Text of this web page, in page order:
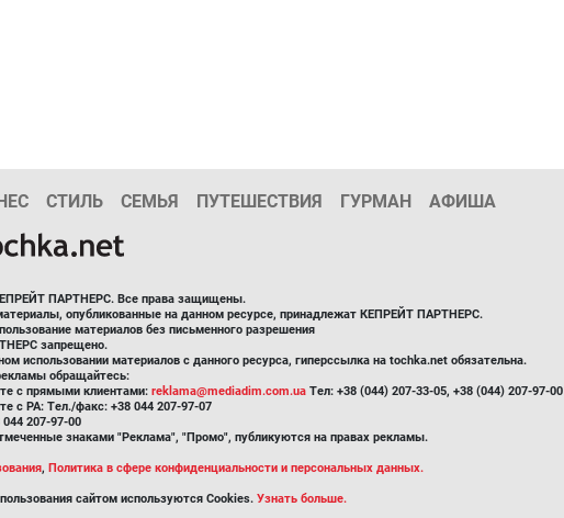
СТИЛЬ СЕМЬЯ ПУТЕШЕСТВИЯ ГУРМАН АФИША
ПАРТНЕРС. Все права защищены.
опубликованные на данном ресурсе, принадлежат КЕПРЕЙТ ПАРТНЕРС.
материалов без письменного разрешения
запрещено.
использовании материалов с данного ресурса, гиперссылка на tochka.net обязательна.
обращайтесь:
с прямыми клиентами: reklama@mediadim.com.ua Тел: +38 (044) 207-33-05, +38 (044) 207-97-00
с РА: Тел./факс: +38 044 207-97-07
207-97-00
знаками "Реклама", "Промо", публикуются на правах рекламы.
, Политика в сфере конфиденциальности и персональных данных.
сайтом используются Cookies. Узнать больше.